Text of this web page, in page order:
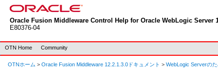
Oracle Fusion Middleware Control Help for Oracle WebLogic Server
E80376-04
OTN Home Community
OTNホーム > Oracle Fusion Middleware 12.2.1.3.0ドキュメント > WebLogic Serverの